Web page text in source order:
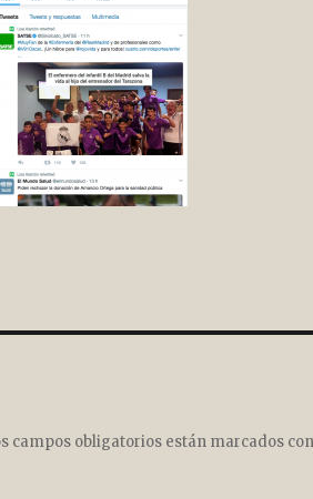
campos obligatorios están marcados con